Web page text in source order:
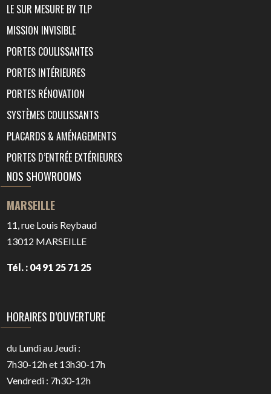
LE SUR MESURE BY TLP
MISSION INVISIBLE
PORTES COULISSANTES
PORTES INTÉRIEURES
PORTES RÉNOVATION
SYSTÈMES COULISSANTS
PLACARDS & AMÉNAGEMENTS
PORTES D’ENTRÉE EXTÉRIEURES
NOS SHOWROOMS
MARSEILLE
11, rue Louis Reybaud
13012 MARSEILLE
Tél. : 04 91 25 71 25
HORAIRES D’OUVERTURE
du Lundi au Jeudi :
7h30-12h et 13h30-17h
Vendredi : 7h30-12h